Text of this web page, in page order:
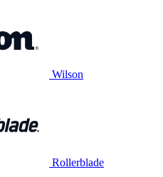
Wilson
Rollerblade